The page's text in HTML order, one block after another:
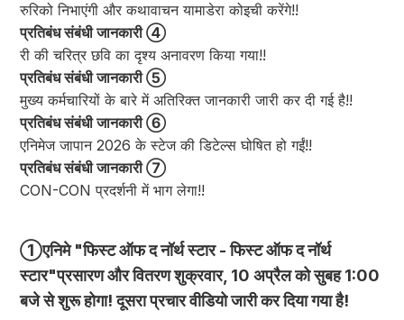
रुरिको निभाएंगी और कथावाचन यामाडेरा कोइची करेंगे!!
प्रतिबंध संबंधी जानकारी ④
री की चरित्र छवि का दृश्य अनावरण किया गया!!
प्रतिबंध संबंधी जानकारी ⑤
मुख्य कर्मचारियों के बारे में अतिरिक्त जानकारी जारी कर दी गई है!!
प्रतिबंध संबंधी जानकारी ⑥
एनिमेज जापान 2026 के स्टेज की डिटेल्स घोषित हो गईं!!
प्रतिबंध संबंधी जानकारी ⑦
CON-CON प्रदर्शनी में भाग लेगा!!
①एनिमे "फिस्ट ऑफ द नॉर्थ स्टार - फिस्ट ऑफ द नॉर्थ
स्टार"प्रसारण और वितरण शुक्रवार, 10 अप्रैल को सुबह 1:00
बजे से शुरू होगा! दूसरा प्रचार वीडियो जारी कर दिया गया है!